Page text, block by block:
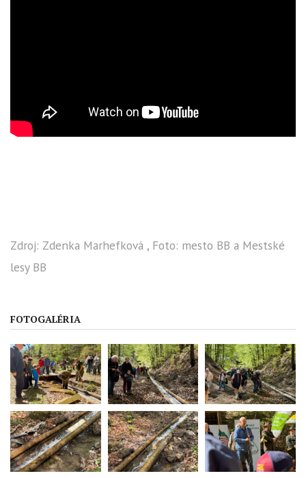
Zdroj: Zdenka Marhefková , Foto: mesto BB a Mestské
lesy BB
FOTOGALÉRIA